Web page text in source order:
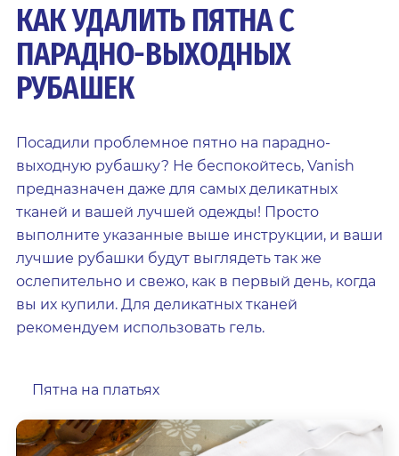
КАК УДАЛИТЬ ПЯТНА С
ПАРАДНО-ВЫХОДНЫХ
РУБАШЕК
Посадили проблемное пятно на парадно-
выходную рубашку? Не беспокойтесь, Vanish
предназначен даже для самых деликатных
тканей и вашей лучшей одежды! Просто
выполните указанные выше инструкции, и ваши
лучшие рубашки будут выглядеть так же
ослепительно и свежо, как в первый день, когда
вы их купили. Для деликатных тканей
рекомендуем использовать гель.
Пятна на платьях